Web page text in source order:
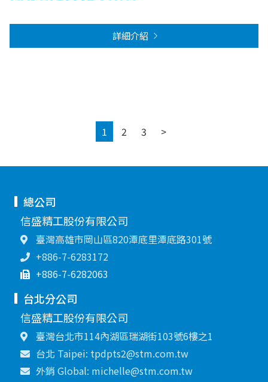
詳細介紹
1 2 3 >Next
總公司
信盛精工股份有限公司
臺灣高雄市岡山區820潭底里潭底路301號
+886-7-6283172
+886-7-6282063
台北分公司
信盛精工股份有限公司
臺灣台北市114內湖區瑞湖街103號6樓之1
台北 Taipei: tpdpts2@stm.com.tw
外銷 Global: michelle@stm.com.tw